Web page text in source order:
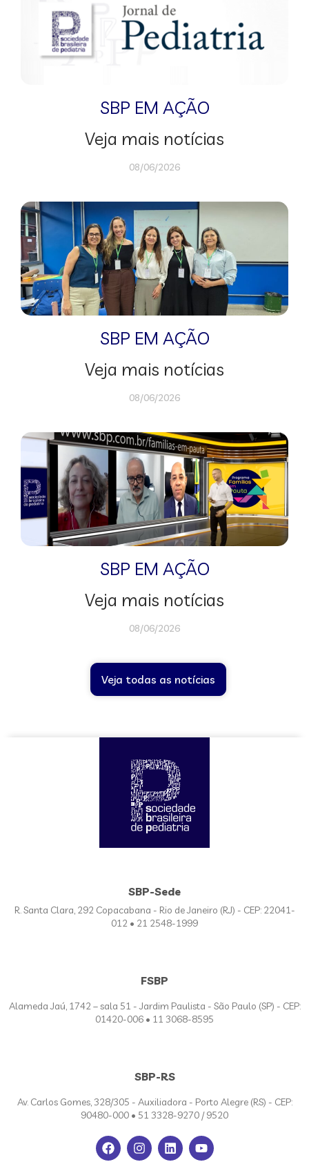
SBP EM AÇÃO
Veja mais notícias
08/06/2026
SBP EM AÇÃO
Veja mais notícias
08/06/2026
SBP EM AÇÃO
Veja mais notícias
08/06/2026
Veja todas as notícias
SBP-Sede
R. Santa Clara, 292 Copacabana - Rio de Janeiro (RJ) - CEP: 22041-
012 • 21 2548-1999
FSBP
Alameda Jaú, 1742 – sala 51 - Jardim Paulista - São Paulo (SP) - CEP:
01420-006 • 11 3068-8595
SBP-RS
Av. Carlos Gomes, 328/305 - Auxiliadora - Porto Alegre (RS) - CEP:
90480-000 • 51 3328-9270 / 9520